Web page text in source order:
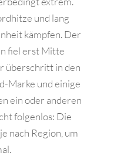
und lang
kämpfen. Der
fiel erst Mitte
überschritt in den
Marke und einige
ein oder anderen
folgenlos: Die
nach Region, um